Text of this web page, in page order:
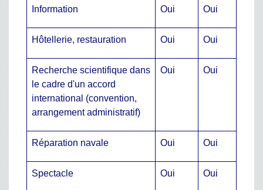
Information Oui Oui
Hôtellerie, restauration Oui Oui
Recherche scientifique dans
le cadre d'un accord
international (convention,
arrangement administratif)
Oui Oui
Réparation navale Oui Oui
Spectacle Oui Oui